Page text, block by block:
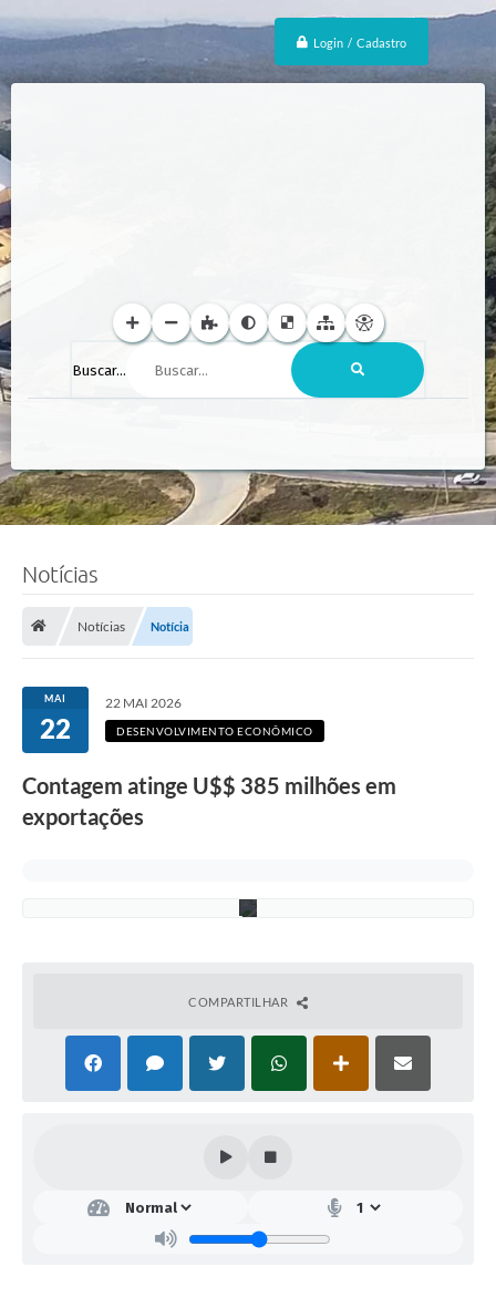
Login / Cadastro
Buscar...
Notícias
Notícias Notícia
MAI
22
22 MAI 2026
DESENVOLVIMENTO ECONÔMICO
Contagem atinge U$$ 385 milhões em
exportações
S
l
COMPARTILHAR